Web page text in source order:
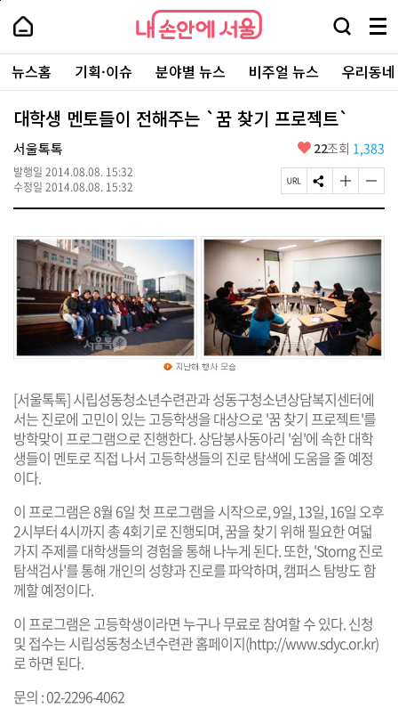
본
로
가
내
손
안
에
서
울
-
서
울
시
대
표
소
포
털
내
손
에
울
검
창
열
기
메
뉴
전
체
보
주
요
서
뉴스홈 기획·이슈 분야별 뉴스 비주얼 뉴스 우리동
대학생 멘토들이 전해주는 `꿈 찾기 프로젝트`
서울톡톡
발행일 2014.08.08. 15:32
수정일 2014.08.08. 15:32
좋
요
22조회 1,383
페
이
U
R
L
복
사
S
N
공
유
하
기
글
자
기
크
게
경
하
기
글
자
기
작
게
경
하
기
[서울톡톡] 시립성동청소년수련관과 성동구청소년상담복지센터에
서는 진로에 고민이 있는 고등학생을 대상으로 '꿈 찾기 프로젝트'를
방학맞이 프로그램으로 진행한다. 상담봉사동아리 '쉼'에 속한 대학
생들이 멘토로 직접 나서 고등학생들의 진로 탐색에 도움을 줄 예정
이다.
이 프로그램은 8월 6일 첫 프로그램을 시작으로, 9일, 13일, 16일 오후
2시부터 4시까지 총 4회기로 진행되며, 꿈을 찾기 위해 필요한 여덟
가지 주제를 대학생들의 경험을 통해 나누게 된다. 또한, 'Storng 진로
탐색검사'를 통해 개인의 성향과 진로를 파악하며, 캠퍼스 탐방도 함
께할 예정이다.
이 프로그램은 고등학생이라면 누구나 무료로 참여할 수 있다. 신청
및 접수는 시립성동청소년수련관 홈페이지(http://www.sdyc.or.kr)
로 하면 된다.
문의 : 02-2296-4062
페
상
단
로